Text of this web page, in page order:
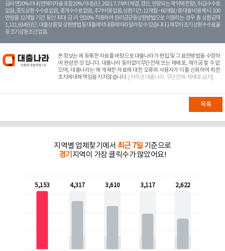
금리 연20% 이내 (연체이자율 포함 20% 이내) (단, 2021. 7. 7부터 체결, 갱신, 연장되는 계 약에 한함), 취급수수료
없음, 중도상환 수수료 없음, 중개수수료 없음, 추가비용 없음. 상환기간 : 12개월 ~ 60개월 / 총 대출 비용 예시 : 100
만원을 12개월 기간 동안 최대 금 리 연20% 적용하여 원리금균등상환방법으로 이용하는 경우 총 상환금액
1,111,614원 (단, 대출상품 및 상환방법 등 대출계약 내용에 따라 달라질 수 있습니다.) 채무의 조기 상환수수료율
등 조기상환조건 없음.
본 정보는에 등록한 자료를 바탕으로 대출나라가 편집 및 그 표현방법을 수정하
여 완성한 것 입니다. 대출나라 동의없이무단전재 또는 재배포, 재가공 할 수 없
으며, 대출나라는 에 게재한 자료에 대한 오류와 사용자가 이를 신뢰하여 취한
조치에대해 책임을 지지않습니다. [저작권 대출나라. 무단전재-재배포 금지]
목록
지역별 업체찾기에서 최근 7일 기준으로
경기 지역이 가장 클릭수가 많았어요!
5,153 4,317 3,610 3,117 2,622